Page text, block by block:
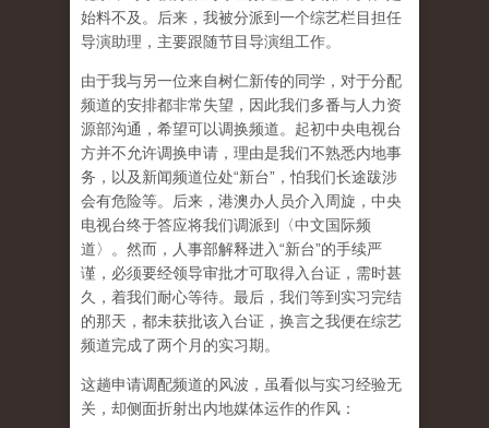
始料不及。后来，我被分派到一个综艺栏目担任
导演助理，主要跟随节目导演组工作。
由于我与另一位来自树仁新传的同学，对于分配
频道的安排都非常失望，因此我们多番与人力资
源部沟通，希望可以调换频道。起初中央电视台
方并不允许调换申请，理由是我们不熟悉内地事
务，以及新闻频道位处“新台”，怕我们长途跋涉
会有危险等。后来，港澳办人员介入周旋，中央
电视台终于答应将我们调派到〈中文国际频
道〉。然而，人事部解释进入“新台”的手续严
谨，必须要经领导审批才可取得入台证，需时甚
久，着我们耐心等待。最后，我们等到实习完结
的那天，都未获批该入台证，换言之我便在综艺
频道完成了两个月的实习期。
这趟申请调配频道的风波，虽看似与实习经验无
关，却侧面折射出内地媒体运作的作风：